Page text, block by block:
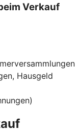
Verkauf
Hausgeld